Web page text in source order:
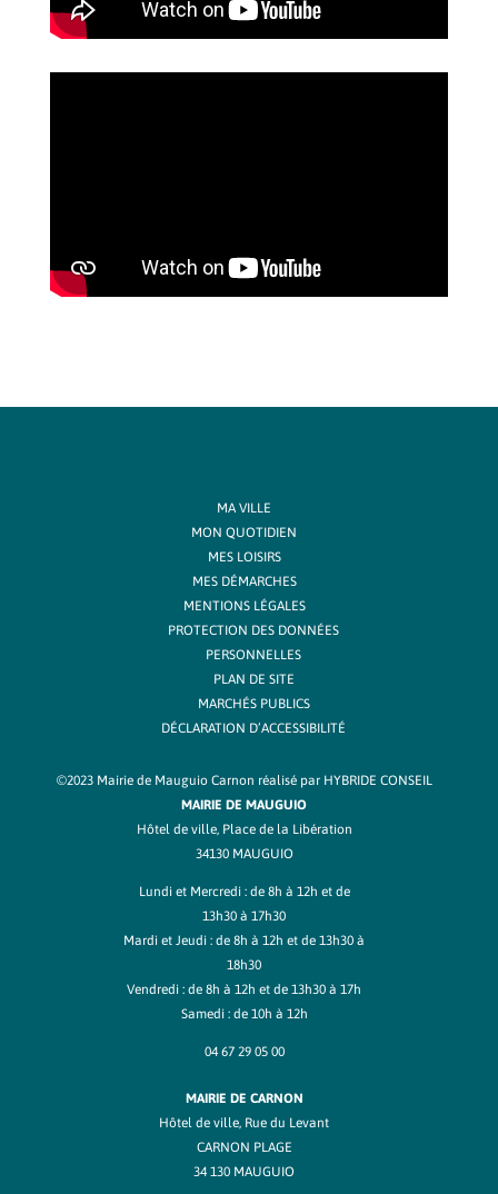
MA VILLE
MON QUOTIDIEN
MES LOISIRS
MES DÉMARCHES
MENTIONS LÉGALES
PROTECTION DES DONNÉES
PERSONNELLES
PLAN DE SITE
MARCHÉS PUBLICS
DÉCLARATION D’ACCESSIBILITÉ
©2023 Mairie de Mauguio Carnon réalisé par HYBRIDE CONSEIL
MAIRIE DE MAUGUIO
Hôtel de ville, Place de la Libération
34130 MAUGUIO
Lundi et Mercredi : de 8h à 12h et de
13h30 à 17h30
Mardi et Jeudi : de 8h à 12h et de 13h30 à
18h30
Vendredi : de 8h à 12h et de 13h30 à 17h
Samedi : de 10h à 12h
04 67 29 05 00
MAIRIE DE CARNON
Hôtel de ville, Rue du Levant
CARNON PLAGE
34 130 MAUGUIO